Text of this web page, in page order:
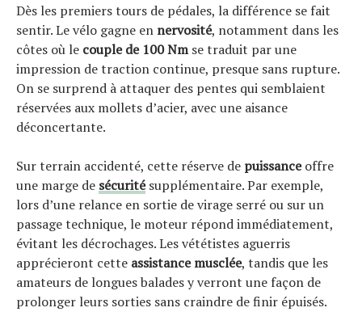
Dès les premiers tours de pédales, la différence se fait
sentir. Le vélo gagne en nervosité, notamment dans les
côtes où le couple de 100 Nmse traduit par une
impression de traction continue, presque sans rupture.
On se surprend à attaquer des pentes qui semblaient
réservées aux mollets d’acier, avec une aisance
déconcertante.
Sur terrain accidenté, cette réserve de puissanceoffre
une marge de sécuritésupplémentaire. Par exemple,
lors d’une relance en sortie de virage serré ou sur un
passage technique, le moteur répond immédiatement,
évitant les décrochages. Les vététistes aguerris
apprécieront cette assistance musclée, tandis que les
amateurs de longues balades y verront une façon de
prolonger leurs sorties sans craindre de finir épuisés.